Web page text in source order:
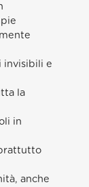
invisibili e
la
in
anche